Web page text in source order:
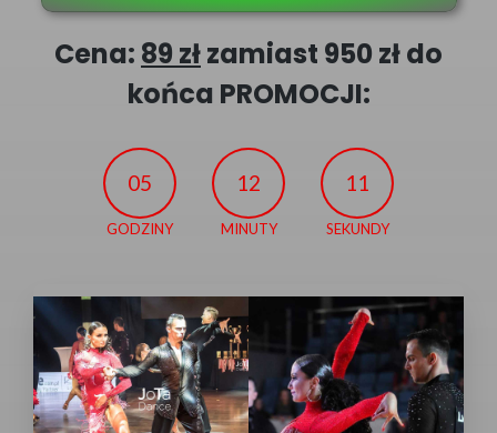
Cena: 89 złzamiast 950 zł do
końca PROMOCJI:
05
GODZINY
12
MINUTY
10
SEKUNDY